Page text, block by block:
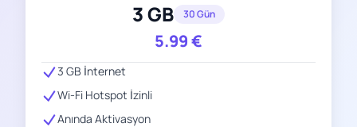
3 GB 30 Gün
5.99€
3 GB İnternet
Wi-Fi Hotspot İzinli
Anında Aktivasyon